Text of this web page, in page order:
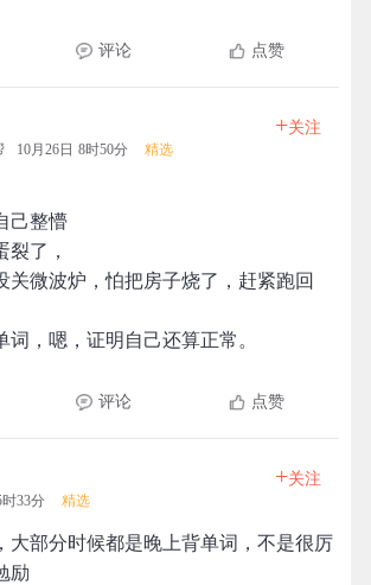
评论 点赞
10月26日 8时50分 精选
+关注
己整懵
裂了，
关微波炉，怕把房子烧了，赶紧跑回
词，嗯，证明自己还算正常。
评论 点赞
33分 精选
+关注
大部分时候都是晚上背单词，不是很厉
励